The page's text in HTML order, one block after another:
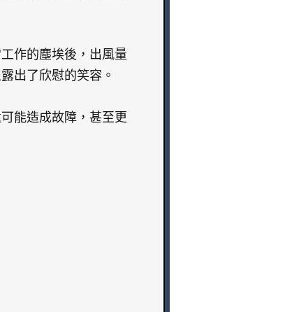
作的塵埃後，出風量
出了欣慰的笑容。
能造成故障，甚至更